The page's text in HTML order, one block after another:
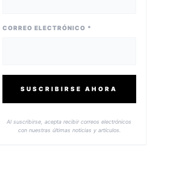
CORREO ELECTRÓNICO *
SUSCRIBIRSE AHORA
Al suscribirse, acepta recibir correos electrónicos
con nuestras últimas noticias y artículos.